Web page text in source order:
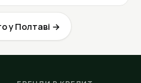
у Полтаві →